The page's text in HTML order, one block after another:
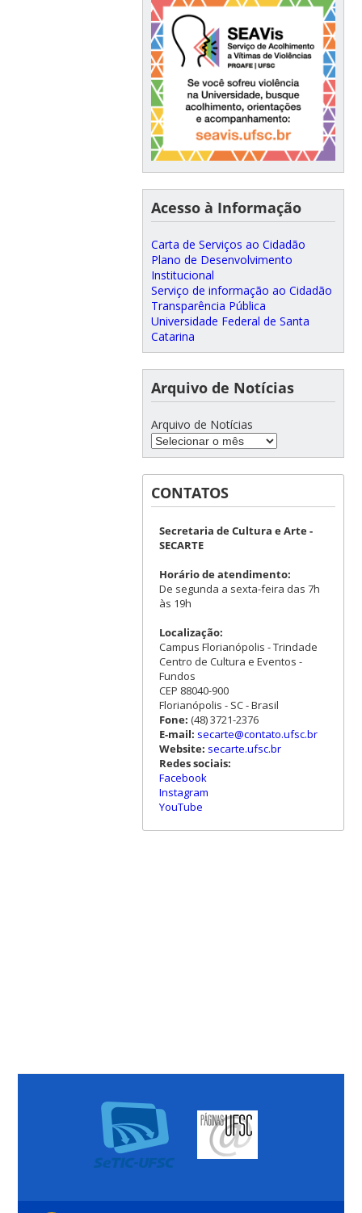
Acesso à Informação
Carta de Serviços ao Cidadão
Plano de Desenvolvimento
Institucional
Serviço de informação ao Cidadão
Transparência Pública
Universidade Federal de Santa
Catarina
Arquivo de Notícias
Arquivo de Notícias
CONTATOS
Secretaria de Cultura e Arte -
SECARTE
Horário de atendimento:
De segunda a sexta-feira das 7h
às 19h
Localização:
Campus Florianópolis - Trindade
Centro de Cultura e Eventos -
Fundos
CEP 88040-900
Florianópolis - SC - Brasil
Fone: (48) 3721-2376
E-mail: secarte@contato.ufsc.br
Website: secarte.ufsc.br
Redes sociais:
Facebook
Instagram
YouTube